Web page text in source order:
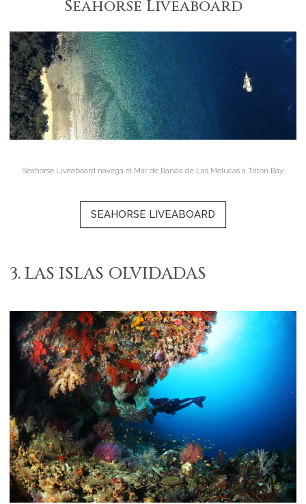
Seahorse Liveaboard
Seahorse Liveaboard navega el Mar de Banda de Las Molucas a Triton Bay
SEAHORSE LIVEABOARD
3. LAS ISLAS OLVIDADAS